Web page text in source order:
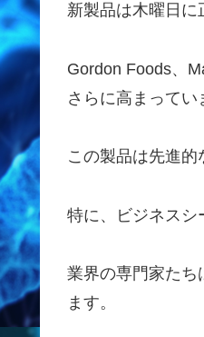
新製品は木曜日に
Gordon Foods、
さらに高まってい
この製品は先進的
特に、ビジネスシ
業界の専門家たち
ます。